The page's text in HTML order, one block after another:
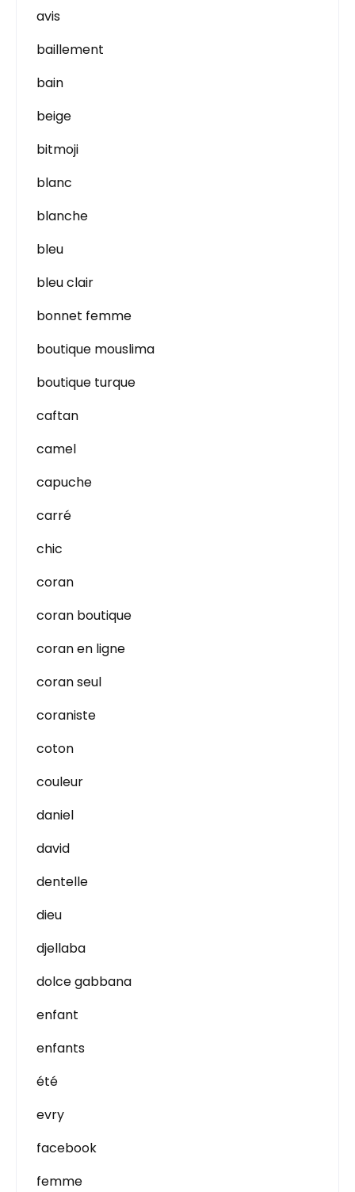
avis
baillement
bain
beige
bitmoji
blanc
blanche
bleu
bleu clair
bonnet femme
boutique mouslima
boutique turque
caftan
camel
capuche
carré
chic
coran
coran boutique
coran en ligne
coran seul
coraniste
coton
couleur
daniel
david
dentelle
dieu
djellaba
dolce gabbana
enfant
enfants
été
evry
facebook
femme